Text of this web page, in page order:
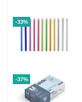
-33%
-37%